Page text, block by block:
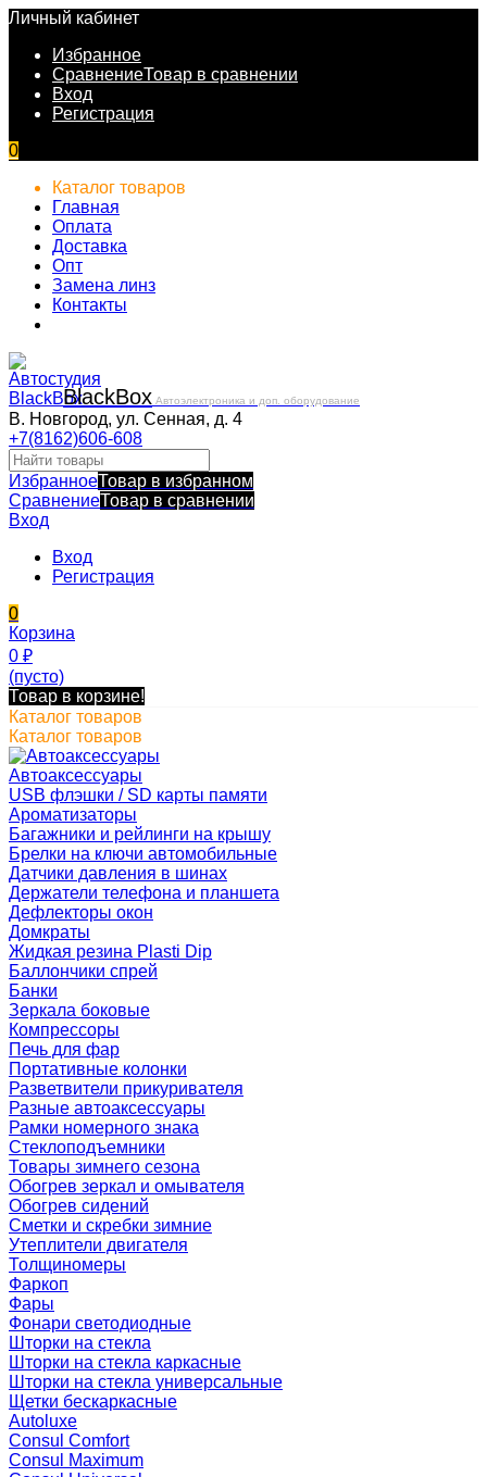
Личный кабинет
Избранное
СравнениеТовар в сравнении
Вход
Регистрация
0
Каталог товаров
Главная
Оплата
Доставка
Опт
Замена линз
Контакты
BlackBox Автоэлектроника и доп. оборудование
В. Новгород, ул. Сенная, д. 4
+7(8162)606-608
ИзбранноеТовар в избранном
СравнениеТовар в сравнении
Вход
Вход
Регистрация
0
Корзина
0 ₽
(пусто)
Товар в корзине!
Каталог товаров
Каталог товаров
Автоаксессуары
USB флэшки / SD карты памяти
Ароматизаторы
Багажники и рейлинги на крышу
Брелки на ключи автомобильные
Датчики давления в шинах
Держатели телефона и планшета
Дефлекторы окон
Домкраты
Жидкая резина Plasti Dip
Баллончики спрей
Банки
Зеркала боковые
Компрессоры
Печь для фар
Портативные колонки
Разветвители прикуривателя
Разные автоаксессуары
Рамки номерного знака
Стеклоподъемники
Товары зимнего сезона
Обогрев зеркал и омывателя
Обогрев сидений
Сметки и скребки зимние
Утеплители двигателя
Толщиномеры
Фаркоп
Фары
Фонари светодиодные
Шторки на стекла
Шторки на стекла каркасные
Шторки на стекла универсальные
Щетки бескаркасные
Autoluxe
Consul Comfort
Consul Maximum